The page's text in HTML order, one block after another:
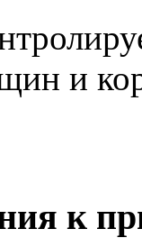
и
к